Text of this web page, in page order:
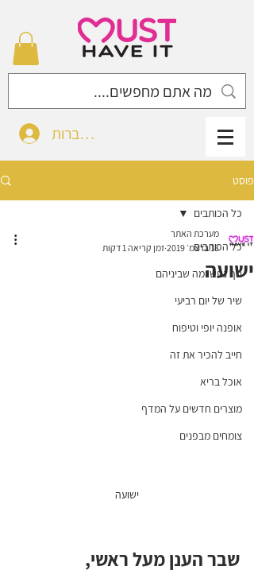
להתחברות
פוסט
כל הכותבים
גוף נפש ומה שביניהם
שיר של יום רביעי
אופנה יופי וטיפוח
חייב להכיר את זה
אוכל בריא
מוצרים חדשים על המדף
צומחים מבפנים
כל הכותבים
ישועה
מערכת האתר
18 בדצמ׳ 2019
זמן קריאה 1 דקות
ישועה
שבר הענן מעל ראשי,